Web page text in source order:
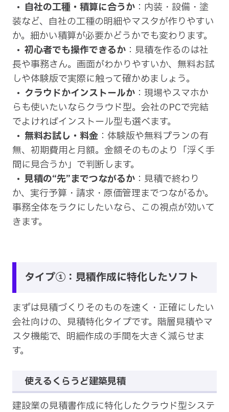
自社の工種・積算に合うか ：内装・設備・塗
装など、自社の工種の明細やマスタが作りやすい
か。細かい積算が必要かどうかでも変わります。
初心者でも操作できるか ：見積を作るのは社
長や事務さん。画面がわかりやすいか、無料お試
しや体験版で実際に触って確かめましょう。
クラウドかインストールか ：現場やスマホか
らも使いたいならクラウド型。会社のPCで完結
でよければインストール型も選べます。
無料お試し・料金 ：体験版や無料プランの有
無、初期費用と月額。金額そのものより「浮く手
間に見合うか」で判断します。
見積の“先”までつながるか ：見積で終わり
か、実行予算・請求・原価管理までつながるか。
事務全体をラクにしたいなら、この視点が効いて
きます。
タイプ①：見積作成に特化したソフト
まずは見積づくりそのものを速く・正確にしたい
会社向けの、見積特化タイプです。階層見積やマ
スタ機能で、明細作成の手間を大きく減らせま
す。
使えるくらうど建築見積
建設業の見積書作成に特化したクラウド型システ